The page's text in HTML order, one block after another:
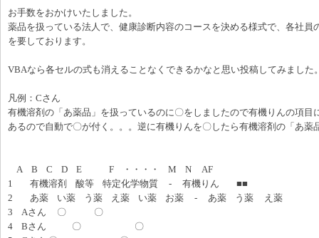
お手数をおかけいたしました。
薬品を扱っている法人で、健康診断内容のコースを決める様式で、各社員
を要しております。
VBAなら各セルの式も消えることなくできるかなと思い投稿してみました
凡例：Cさん
有機溶剤の「あ薬品」を扱っているのに〇をしましたので有機りんの項目
あるので自動で〇が付く。。。逆に有機りんを〇したら有機溶剤の「あ薬
A B C D E F ・・・・ M N AF
1 有機溶剤 酸等 特定化学物質 - 有機りん ■■
2 あ薬 い薬 う薬 え薬 い薬 お薬 - あ薬 う薬 え薬
3 Aさん 〇 〇
4 Bさん 〇 〇